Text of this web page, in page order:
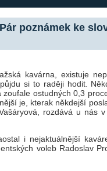
poznámek ke
kavárna, existuje
si to raději hodit.
ostudných 0,3
je, kterak někdejší
rozdává u nás
i nejaktuálnější
voleb Radoslav